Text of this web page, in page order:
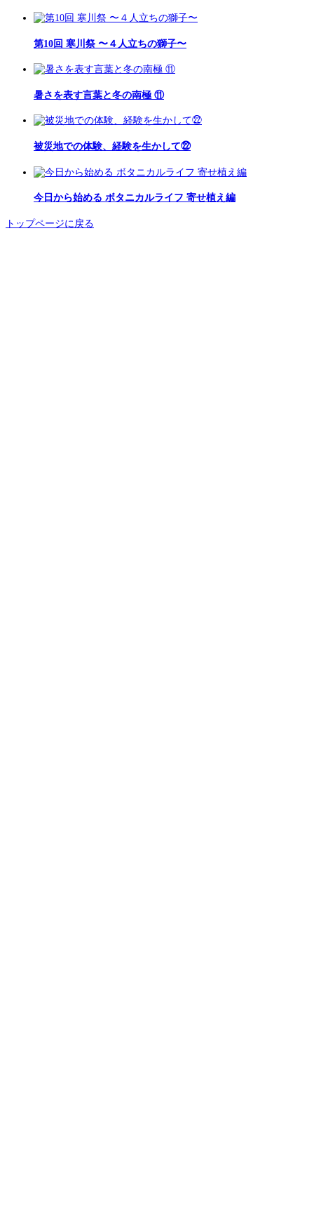
第10回 寒川祭 〜４人立ちの獅子〜
暑さを表す言葉と冬の南極 ⑪
被災地での体験、経験を生かして㉒
今日から始める ボタニカルライフ 寄せ植え編
トップページに戻る